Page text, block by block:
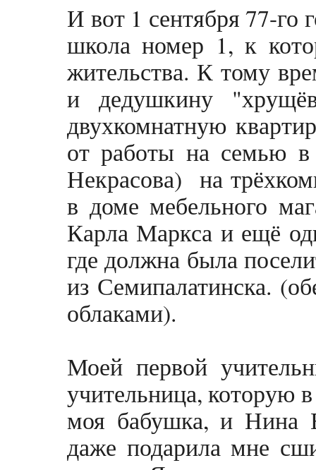
И вот 1 сентября 77-
школа номер 1, к
жительства. К тому
и дедушкину
двухкомнатную
от работы на семью в
Некрасова) на
в доме мебельного
Карла Маркса и ещё
где должна была
из Семипалатинска.
облаками).
Моей первой
учительница, которую
моя бабушка, и Нина
даже подарила мне